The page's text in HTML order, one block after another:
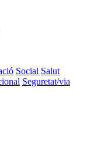
Social Salut
Seguretat/via